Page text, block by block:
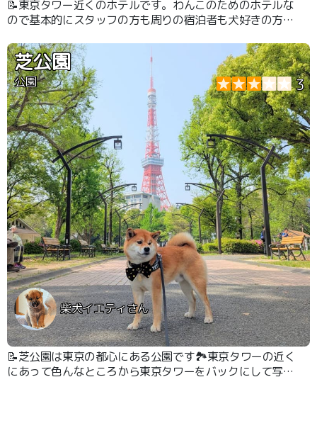
📝東京タワー近くのホテルです。わんこのためのホテルな
ので基本的にスタッフの方も周りの宿泊者も犬好きの方,
下にはドッグランや預かりコーナー,トリミングサロンも
あり,宿泊料金内で様々なサービスを受けられます。 うち
の子が遊びに行った時には似顔絵イベントにもプラス料金
なしで参加出来ました！！ 東京観光の際にはぜひオスス
メです。
芝公園
公園 3
柴犬イエティさん
📝芝公園は東京の都心にある公園です🏞️東京タワーの近く
にあって色んなところから東京タワーをバックにして写真